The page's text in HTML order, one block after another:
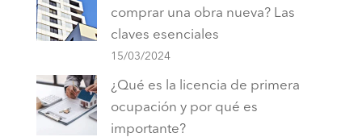
comprar una obra nueva? Las
claves esenciales
15/03/2024
¿Qué es la licencia de primera
ocupación y por qué es
importante?